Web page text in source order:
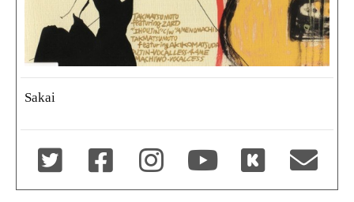
Sakai